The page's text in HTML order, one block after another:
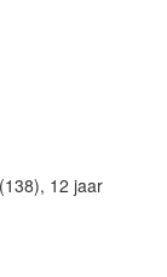
12 jaar